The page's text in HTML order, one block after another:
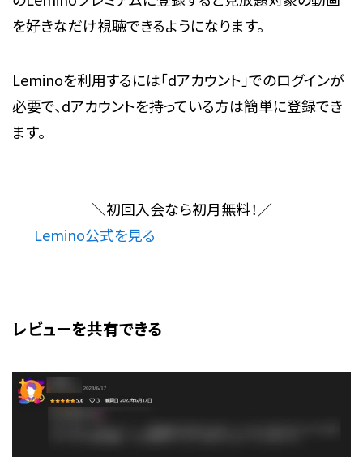
を好きなだけ視聴できるようになります。
Leminoを利用するには「dアカウント」でのログインが
必要で、dアカウントを持っている方は簡単に登録でき
ます。
＼初回入会なら初月無料！ ／
Lemino公式を見る
レビューを共有できる